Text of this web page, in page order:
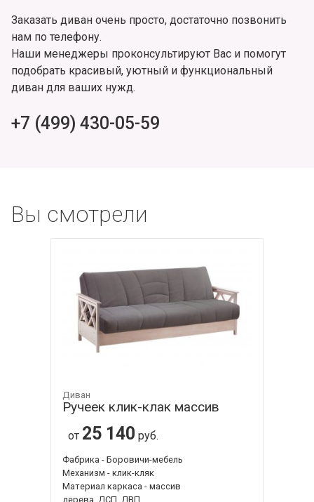
Заказать диван очень просто, достаточно позвонить
нам по телефону.
Наши менеджеры проконсультируют Вас и помогут
подобрать красивый, уютный и функциональный
диван для ваших нужд.
+7 (499) 430-05-59
Вы смотрели
Диван
Ручеек клик-клак массив
от 25 140 руб.
Фабрика - Боровичи-мебель
Механизм - клик-кляк
Материал каркаса - массив
дерева, ДСП, ДВП